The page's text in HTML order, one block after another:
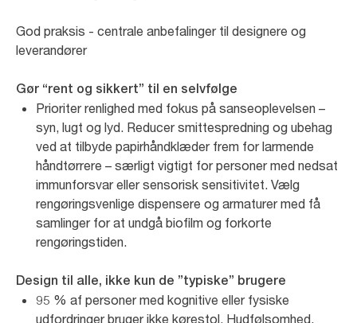
God praksis - centrale anbefalinger til designere og
leverandører
Gør “rent og sikkert” til en selvfølge
Prioriter renlighed med fokus på sanseoplevelsen –
syn, lugt og lyd. Reducer smittespredning og ubehag
ved at tilbyde papirhåndklæder frem for larmende
håndtørrere – særligt vigtigt for personer med nedsat
immunforsvar eller sensorisk sensitivitet. Vælg
rengøringsvenlige dispensere og armaturer med få
samlinger for at undgå biofilm og forkorte
rengøringstiden.
Design til alle, ikke kun de ”typiske” brugere
95 % af personer med kognitive eller fysiske
udfordringer bruger ikke kørestol. Hudfølsomhed,